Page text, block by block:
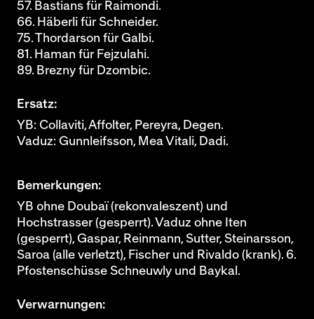
57. Bastians für Raimondi.
66. Häberli für Schneider.
75. Thordarson für Galbi.
81. Haman für Fejzulahi.
89. Brezny für Dzombic.
Ersatz:
YB: Collaviti, Affolter, Pereyra, Degen.
Vaduz: Gunnleifsson, Mea Vitali, Dadi.
Bemerkungen:
YB ohne Doubaï (rekonvaleszent) und
Hochstrasser (gesperrt). Vaduz ohne Iten
(gesperrt), Gaspar, Reinmann, Sutter, Steinarsson,
Saroa (alle verletzt), Fischer und Rivaldo (krank). 6.
Pfostenschüsse Schneuwly und Baykal.
Verwarnungen: